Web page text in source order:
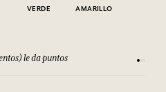
VERDE AMARILLO
le da puntos